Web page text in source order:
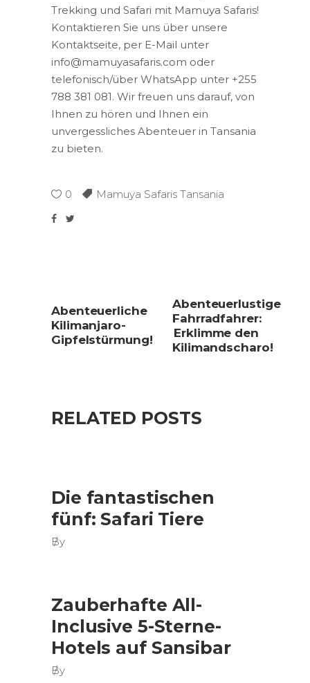
Trekking und Safari mit Mamuya Safaris!
Kontaktieren Sie uns über unsere
Kontaktseite, per E-Mail unter
info@mamuyasafaris.com oder
telefonisch/über WhatsApp unter +255
788 381 081. Wir freuen uns darauf, von
Ihnen zu hören und Ihnen ein
unvergessliches Abenteuer in Tansania
zu bieten.
0 Mamuya Safaris Tansania
Abenteuerliche
Kilimanjaro-
Gipfelstürmung!
Abenteuerlustige
Fahrradfahrer:
Erklimme den
Kilimandscharo!
RELATED POSTS
Die fantastischen
fünf: Safari Tiere
By
Zauberhafte All-
Inclusive 5-Sterne-
Hotels auf Sansibar
By